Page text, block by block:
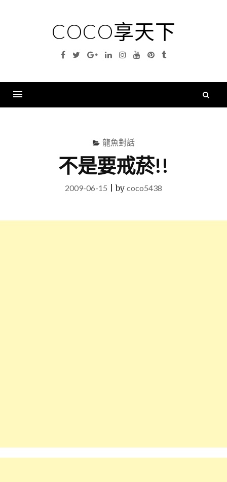
COCO享天下
Facebook
TwitterGoogleLinkedinInstagramYouTubePinterest
Tumblr
龍魚對話
不是要戒菸!!
2009-06-15 |by coco5438